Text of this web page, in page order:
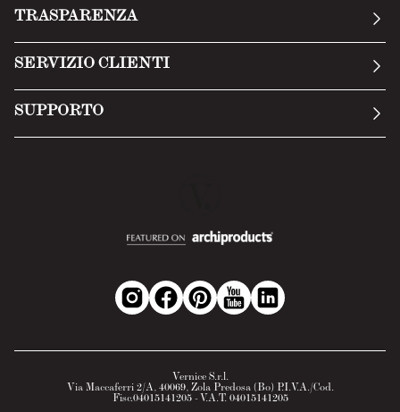
TRASPARENZA
Privacy Policy
SERVIZIO CLIENTI
SUPPORTO
Vernice S.r.l.
Via Maccaferri 2/A, 40069, Zola Predosa (Bo) P.I.V.A./Cod.
Fisc.04015141205 - V.A.T. 04015141205